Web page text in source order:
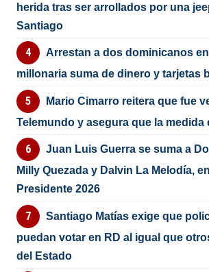
herida tras ser arrollados por una
Santiago
Arrestan a dos dominicanos
millonaria suma de dinero y tarjetas
Mario Cimarro reitera que fue
Telemundo y asegura que la medida
Juan Luis Guerra se suma a
Milly Quezada y Dalvin La Melodía,
Presidente 2026
Santiago Matías exige que
puedan votar en RD al igual que
del Estado